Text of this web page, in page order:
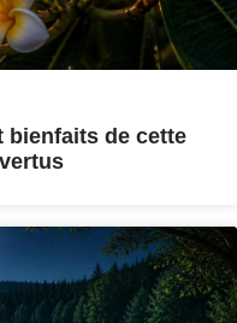
bienfaits de cette